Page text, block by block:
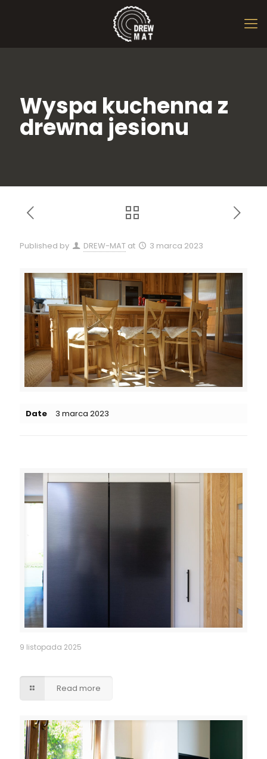
Wyspa kuchenna z
drewna jesionu
Published by DREW-MAT at 3 marca 2023
Date 3 marca 2023
9 listopada 2025
Read more